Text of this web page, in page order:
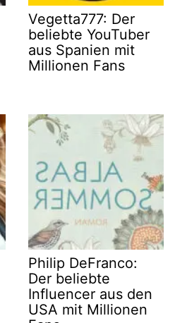
Vegetta777: Der
beliebte YouTuber
aus Spanien mit
Millionen Fans
Philip DeFranco:
Der beliebte
Influencer aus den
USA mit Millionen